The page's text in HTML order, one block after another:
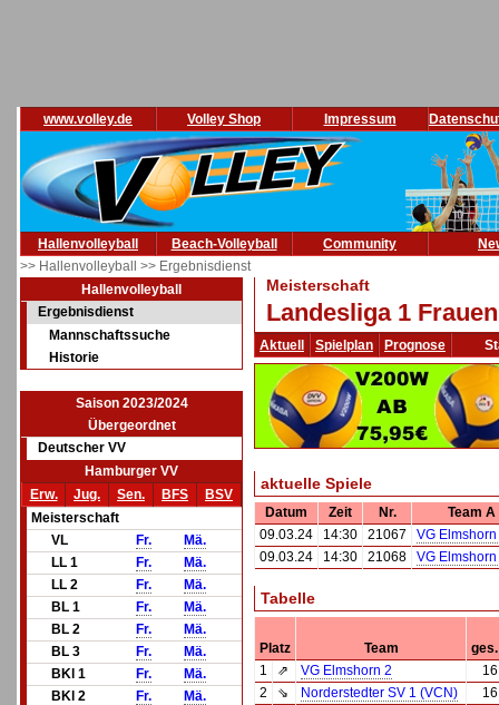
www.volley.de Volley Shop Impressum
Hallenvolleyball Beach-Volleyball Community
>> Hallenvolleyball >> Ergebnisdienst
Hallenvolleyball
Ergebnisdienst
Mannschaftssuche
Historie
Saison 2023/2024
Übergeordnet
Deutscher VV
Hamburger VV
Erw.
Jug. Sen. BFS
BSV
Meisterschaft
VL
Fr.
Mä.
LL 1
Fr.
Mä.
LL 2
Fr.
Mä.
BL 1
Fr.
Mä.
BL 2
Fr.
Mä.
BL 3
Fr.
Mä.
BKl 1
Fr.
Mä.
BKl 2
Fr.
Mä.
Meisterschaft
Landesliga 1
Aktuell Spielplan Prognose
aktuelle Spiele
Datum Zeit Nr.
Team A
09.03.24
14:30 21067
VG
09.03.24
14:30 21068 VG
Tabelle
Platz Team
ges.
1
⇗ VG Elmshorn 2
16
2
⇘ Norderstedter SV 1 (VCN)
16